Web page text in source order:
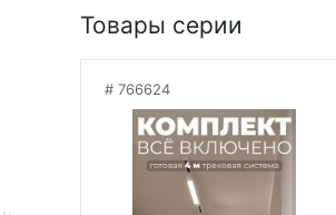
Товары серии
766624